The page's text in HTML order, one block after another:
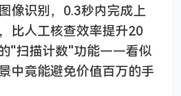
像识别，0.3秒内完成上
比人工核查效率提升20
"扫描计数"功能——看似
中竟能避免价值百万的手